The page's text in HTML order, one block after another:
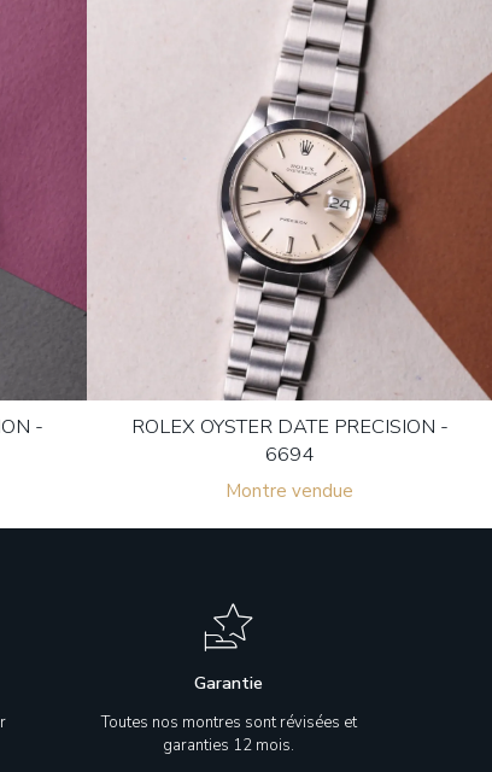
-
ROLEX OYSTER DATE PRECISION -
6694
Montre vendue
Garantie
Toutes nos montres sont révisées et
garanties 12 mois.